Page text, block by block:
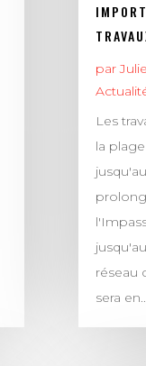
par
Les
la
réseau
sera